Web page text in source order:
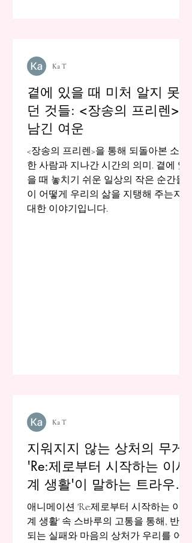
곁에 있을 때 미처 알지 못했
던 것들: <장송의 프리렌>이
남긴 여운
<장송의 프리렌>을 통해 되돌아본 소중
한 사람과 지나간 시간의 의미. 곁에 있
을 때 놓치기 쉬운 일상의 작은 순간들
이 어떻게 우리의 삶을 지탱해 주는지에
대한 이야기입니다.
Ka T
지워지지 않는 상처의 무게:
'Re:제로부터 시작하는 이세
계 생활'이 말하는 트라우마
의 실체
애니메이션 'Re:제로부터 시작하는 이세
계 생활' 속 스바루의 고통을 통해, 반복
되는 실패와 마음의 상처가 우리를 어떻
Ka T